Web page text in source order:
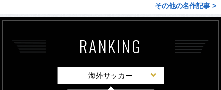
その他の名作記事 >
RANKING
海外サッカー